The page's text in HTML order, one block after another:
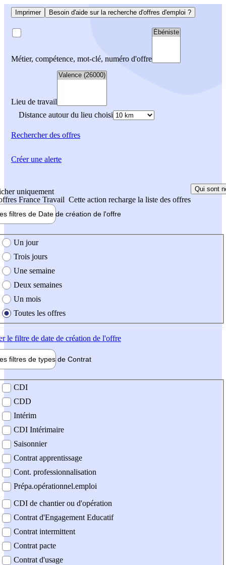
Imprimer Besoin d'aide sur la recherche d'offres d'emploi ?
Métier, compétence, mot-clé, numéro d'offre
Lieu de travail
Distance autour du lieu choisi
Rechercherdes offres
uniquement
France Travail Cette action recharge la liste des offres
Qui sont
filtres de Date de création de l'offre
création de l'offre
Un jour
Trois jours
Une semaine
Deux semaines
Un mois
Toutes les offres
le filtre de date de création de l'offre
filtres de types de Contrat
contrat
CDI
CDD
Intérim
CDI Intérimaire
Saisonnier
Contrat apprentissage
Cont. professionnalisation
Prépa.opérationnel.emploi
CDI de chantier ou d'opération
Contrat d'Engagement Educatif
Contrat intermittent
Contrat pacte
Contrat d'usage
Créer une alerte